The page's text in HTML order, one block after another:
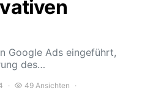
Google Ads eingeführt,
des…
49 Ansichten